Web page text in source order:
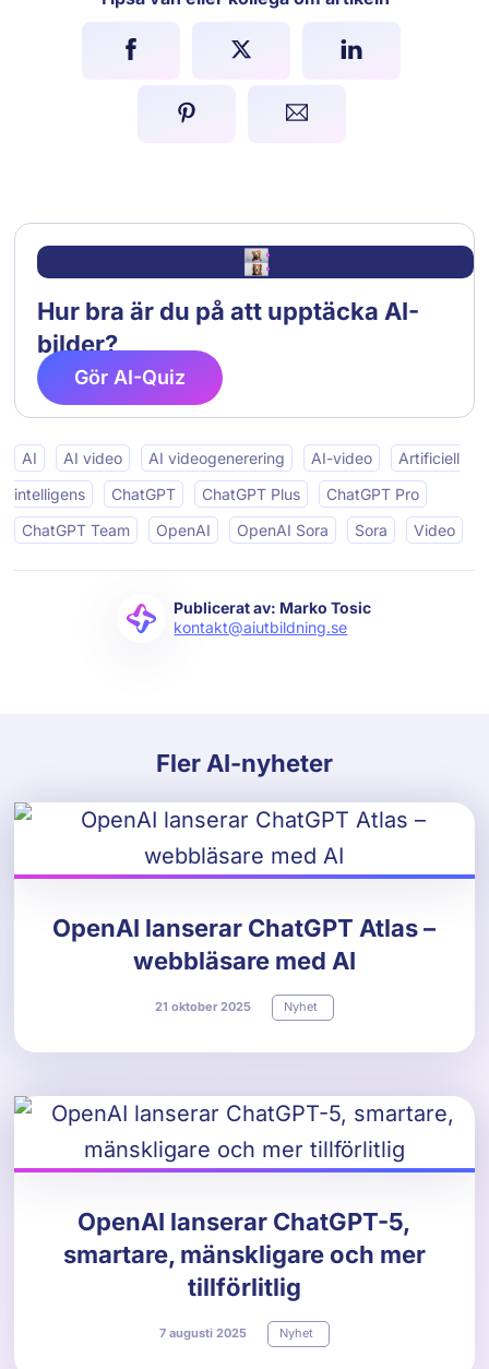
Hur bra är du på att upptäcka AI-
bilder?
Gör AI-Quiz
AI AI video AI videogenerering AI-video
Artificiell
intelligens
ChatGPT ChatGPT Plus
ChatGPT Pro
ChatGPT Team
OpenAI OpenAI Sora Sora Video
Publicerat av: Marko Tosic
kontakt@aiutbildning.se
Fler AI-nyheter
OpenAI lanserar ChatGPT Atlas –
webbläsare med AI
21 oktober 2025 Nyhet
OpenAI lanserar ChatGPT-5,
smartare, mänskligare och mer
tillförlitlig
7 augusti 2025 Nyhet